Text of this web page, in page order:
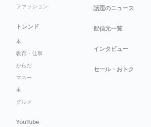
ファッション
トレンド
本
教育・仕事
からだ
マネー
車
グルメ
YouTube
話題のニュース
配信元一覧
インタビュー
セール・おトク